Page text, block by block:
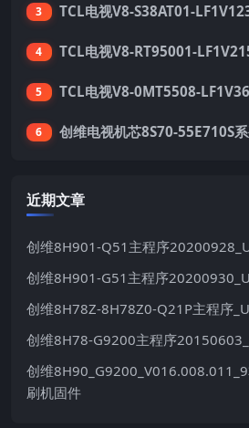
3
4
5
6 创维电视机芯8S70-55E710S
近期文章
创维8H901-Q51主程序
创维8H901-G51主程序
创维8H78Z-8H78Z0-Q21P主程序
创维8H78-G9200主程序
创维
刷机固件